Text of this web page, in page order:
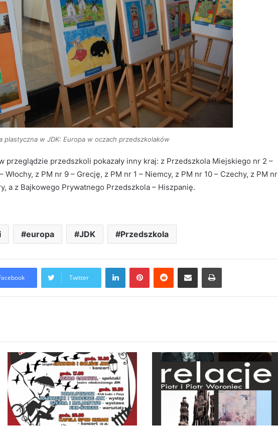
plastyczna w JDK: Europa w oczach przedszkolaków
przeglądzie przedszkoli pokazały inny kraj: z Przedszkola Miejskiego nr 2 –
z PM nr 9 – Grecję, z PM nr 1 – Niemcy, z PM nr 10 – Czechy, z PM nr
a z Bajkowego Prywatnego Przedszkola – Hiszpanię.
europa JDK Przedszkola
Twitter
LinkedIn